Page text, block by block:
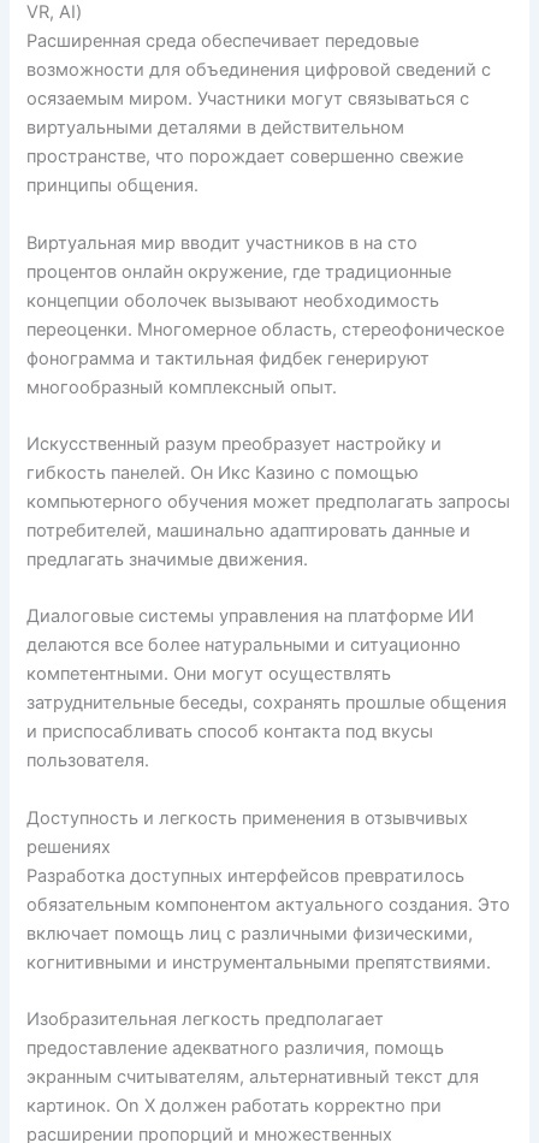
VR, AI)
Расширенная среда обеспечивает передовые
возможности для объединения цифровой сведений с
осязаемым миром. Участники могут связываться с
виртуальными деталями в действительном
пространстве, что порождает совершенно свежие
принципы общения.
Виртуальная мир вводит участников в на сто
процентов онлайн окружение, где традиционные
концепции оболочек вызывают необходимость
переоценки. Многомерное область, стереофоническое
фонограмма и тактильная фидбек генерируют
многообразный комплексный опыт.
Искусственный разум преобразует настройку и
гибкость панелей. Он Икс Казино с помощью
компьютерного обучения может предполагать запросы
потребителей, машинально адаптировать данные и
предлагать значимые движения.
Диалоговые системы управления на платформе ИИ
делаются все более натуральными и ситуационно
компетентными. Они могут осуществлять
затруднительные беседы, сохранять прошлые общения
и приспосабливать способ контакта под вкусы
пользователя.
Доступность и легкость применения в отзывчивых
решениях
Разработка доступных интерфейсов превратилось
обязательным компонентом актуального создания. Это
включает помощь лиц с различными физическими,
когнитивными и инструментальными препятствиями.
Изобразительная легкость предполагает
предоставление адекватного различия, помощь
экранным считывателям, альтернативный текст для
картинок. On X должен работать корректно при
расширении пропорций и множественных